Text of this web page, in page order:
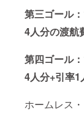
第三ゴール
4人分の渡航
第四ゴール
4人分+引率1
ホームレス